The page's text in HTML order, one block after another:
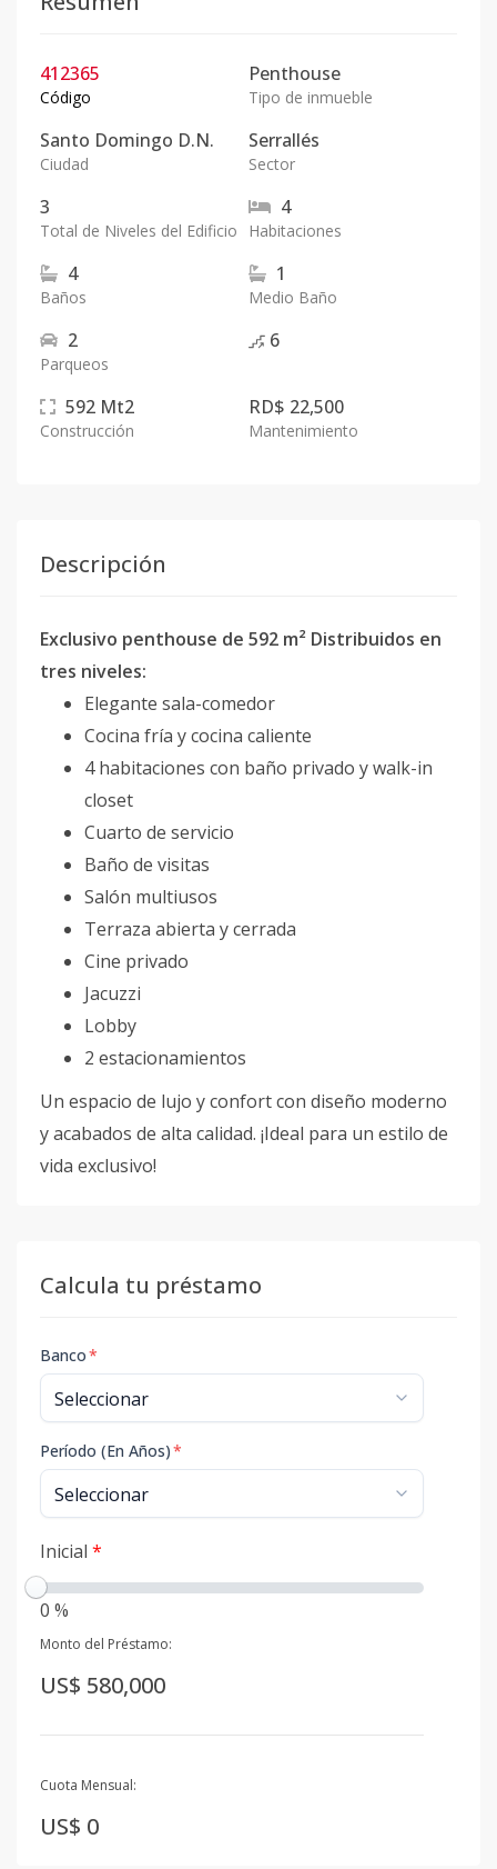
412365
Código
Penthouse
Tipo de inmueble
Santo Domingo D.N.
Ciudad
Serrallés
Sector
3
Total de Niveles del Edificio
4
Habitaciones
4
Baños
1
Medio Baño
2
Parqueos
6
592 Mt2
Construcción
RD$ 22,500
Mantenimiento
Descripción
Exclusivo penthouse de 592 m² Distribuidos en
tres niveles:
Elegante sala-comedor
Cocina fría y cocina caliente
4 habitaciones con baño privado y walk-in
closet
Cuarto de servicio
Baño de visitas
Salón multiusos
Terraza abierta y cerrada
Cine privado
Jacuzzi
Lobby
2 estacionamientos
Un espacio de lujo y confort con diseño moderno
y acabados de alta calidad. ¡Ideal para un estilo de
vida exclusivo!
Calcula tu préstamo
Banco*
Período (En Años)*
Inicial *
0 %
Monto del Préstamo:
US$ 580,000
Cuota Mensual:
US$ 0